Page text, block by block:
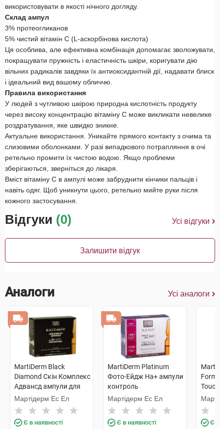
використовувати в якості нічного догляду.
Склад ампул
3% протеогликанов
5% чистий вітамін С (L-аскорбінова кислота)
Ця особлива, але ефективна комбінація допомагає зволожувати,
покращувати пружність і еластичність шкіри, коригувати дію
вільних радикалів завдяки їх антиоксидантній дії, надавати блиск
і ідеальний вид вашому обличчю.
Правила використання
У людей з чутливою шкірою природна кислотність продукту
через високу концентрацію вітаміну С може викликати невелике
роздратування, яке швидко зникне.
Актуальне використання. Уникайте прямого контакту з очима та
слизовими оболонками. У разі випадкового потрапляння в очі
ретельно промити їх чистою водою. Якщо проблеми
зберігаються, зверніться до лікаря.
Вміст вітаміну С в ампулі може забруднити кінчики пальців і
навіть одяг. Щоб уникнути цього, ретельно мийте руки після
кожного застосування.
Відгуки (0) Усі відгуки
Залишити відгук
Аналоги Усі аналоги
MartiDerm Black
Diamond Скін Комплекс
Адвансд ампули для
обличчя 2 мл 10 ампул
Мартідерм Ес Ел
Є в наявності
MartiDerm Platinum
Фото-Ейдж На+ ампули
контроль
фотостаріння для всіх
типів шкіри 2 мл 10
ампул
Мартідерм Ес Ел
Є в наявності
для
мл 1
Є в